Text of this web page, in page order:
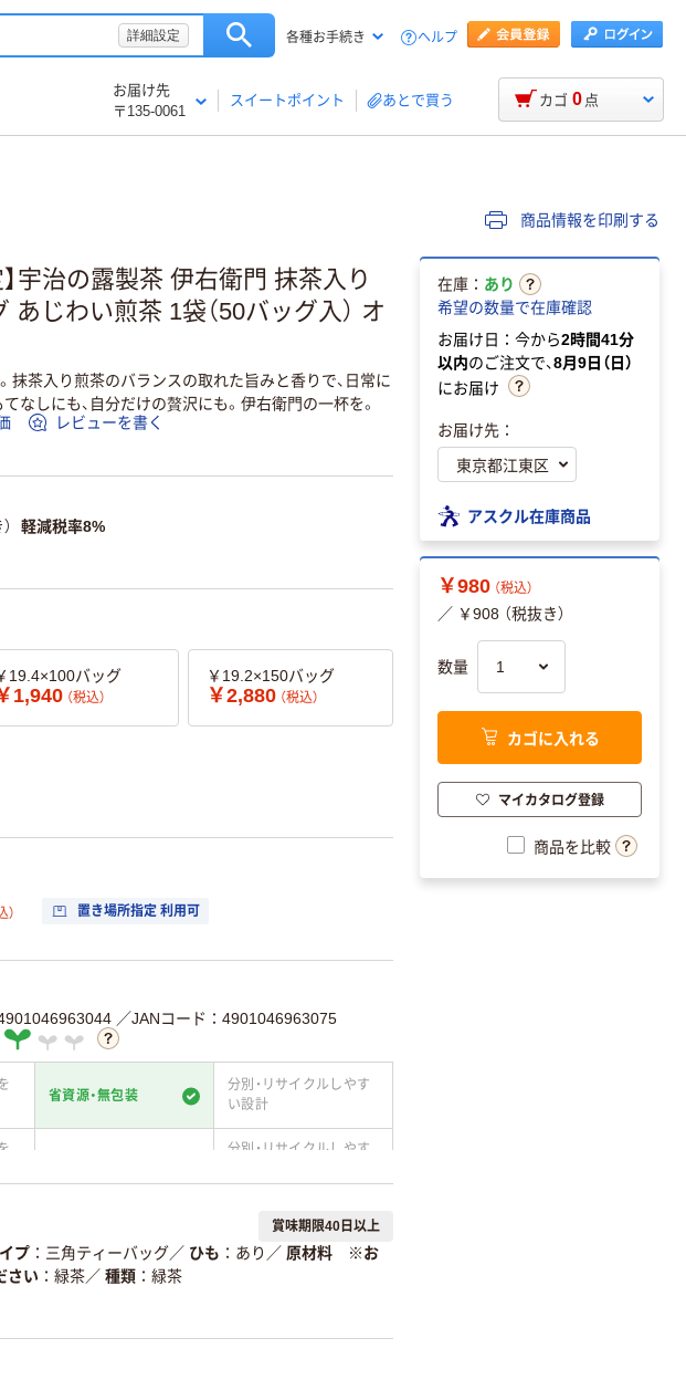
詳細設定 各種お手続き ヘルプ
お届け先
〒135-0061
スイートポイント あとで買う カゴ 0 点
商品情報を印刷する
】宇治の露製茶 伊右衛門 抹茶入り
じわい煎茶 1袋（50バッグ入） オ
抹茶入り煎茶のバランスの取れた旨みと香りで、日常に
なしにも、自分だけの贅沢にも。伊右衛門の一杯を。
レビューを書く
軽減税率8%
19.4×100バッグ
1,940 （税込）
￥19.2×150バッグ
￥2,880 （税込）
） 置き場所指定 利用可
／JANコード：4901046963075
省資源・無包装
分別・リサイクルしやす
い設計
分別・リサイクルしやす
しくはページ下部の商品詳細「
賞味期限40日以上
プ 三角ティーバッグ／ ひも あり ／ 原材料 ※お
さい
緑茶／ 種類
緑茶
在庫： あり
希望の数量で在庫確認
お届け日：今から2時間41分
以内のご注文で、8月9日（日）
にお届け
お届け先：
アスクル在庫商品
￥980 （税込）
／ ￥908 （税抜き）
数量
カゴに入れる
マイカタログ登録
商品を比較